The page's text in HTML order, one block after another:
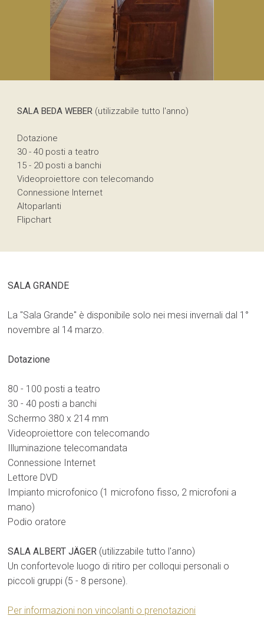
SALA BEDA WEBER (utilizzabile tutto l'anno)
Dotazione
30 - 40 posti a teatro
15 - 20 posti a banchi
Videoproiettore con telecomando
Connessione Internet
Altoparlanti
Flipchart
SALA GRANDE
La "Sala Grande" è disponibile solo nei mesi invernali dal 1°
novembre al 14 marzo.
Dotazione
80 - 100 posti a teatro
30 - 40 posti a banchi
Schermo 380 x 214 mm
Videoproiettore con telecomando
Illuminazione telecomandata
Connessione Internet
Lettore DVD
Impianto microfonico (1 microfono fisso, 2 microfoni a
mano)
Podio oratore
SALA ALBERT JÄGER (utilizzabile tutto l'anno)
Un confortevole luogo di ritiro per colloqui personali o
piccoli gruppi (5 - 8 persone).
Per informazioni non vincolanti o prenotazioni